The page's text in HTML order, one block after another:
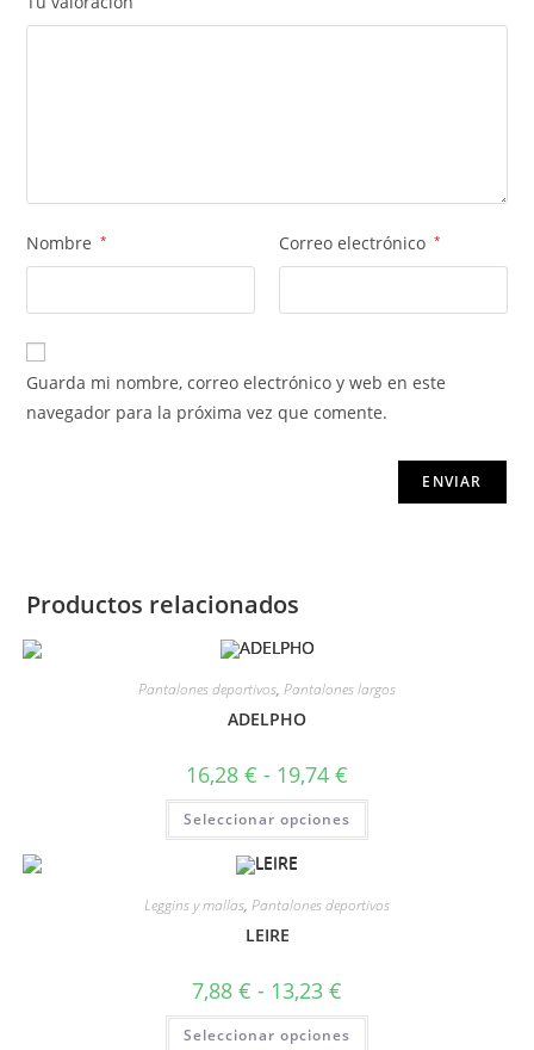
Nombre * Correo electrónico *
Guarda mi nombre, correo electrónico y web en este
navegador para la próxima vez que comente.
Productos relacionados
Pantalones deportivos, Pantalones largos
ADELPHO
16,28 € - 19,74 €
Seleccionar opciones
Leggins y mallas, Pantalones deportivos
LEIRE
7,88 € - 13,23 €
Seleccionar opciones